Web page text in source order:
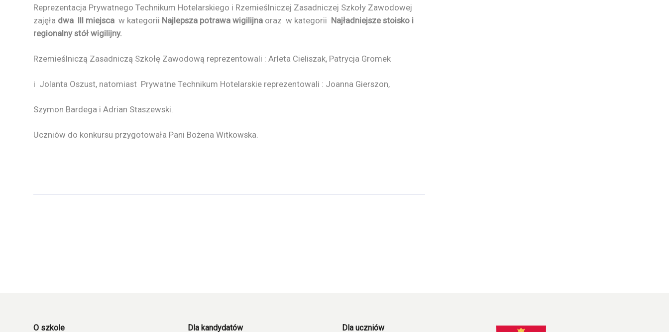
Reprezentacja Prywatnego Technikum Hotelarskiego i Rzemieślniczej Zasadniczej Szkoły Zawodowej
zajęła dwa III miejsca w kategorii Najlepsza potrawa wigilijna oraz w kategorii Najładniejsze stoisko i
regionalny stół wigilijny.
Rzemieślniczą Zasadniczą Szkołę Zawodową reprezentowali : Arleta Cieliszak, Patrycja Gromek
i Jolanta Oszust, natomiast Prywatne Technikum Hotelarskie reprezentowali : Joanna Gierszon,
Szymon Bardega i Adrian Staszewski.
Uczniów do konkursu przygotowała Pani Bożena Witkowska.
O szkole Dla kandydatów Dla uczniów